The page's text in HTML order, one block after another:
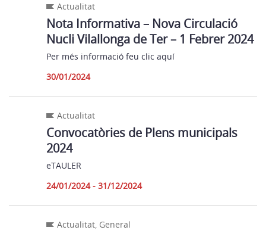
Actualitat
Nota Informativa – Nova Circulació
Nucli Vilallonga de Ter – 1 Febrer 2024
Per més informació feu clic aquí
30/01/2024
Actualitat
Convocatòries de Plens municipals
2024
eTAULER
24/01/2024 - 31/12/2024
Actualitat, General